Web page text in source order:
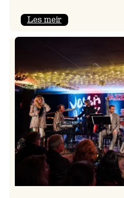
Les meir:
&
Kit
Downes